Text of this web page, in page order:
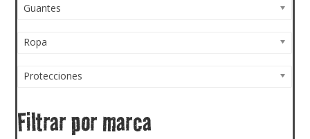
Guantes
Ropa
Protecciones
Filtrar por marca